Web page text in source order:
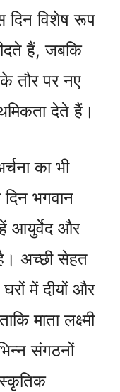
दिन विशेष रूप
हैं, जबकि
तौर पर नए
देते हैं।
का भी
भगवान
आयुर्वेद और
है। अच्छी सेहत
में दीयों और
माता लक्ष्मी
संगठनों